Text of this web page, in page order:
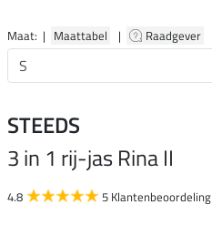
Maat: | Maattabel | Raadgever
STEEDS
3 in 1 rij-jas Rina II
4.8 5 Klantenbeoordeling